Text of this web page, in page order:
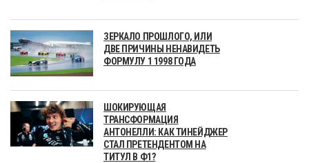
ЗЕРКАЛО ПРОШЛОГО, ИЛИ
ДВЕ ПРИЧИНЫ НЕНАВИДЕТЬ
ФОРМУЛУ 1 1998 ГОДА
ШОКИРУЮЩАЯ
ТРАНСФОРМАЦИЯ
АНТОНЕЛЛИ: КАК ТИНЕЙДЖЕР
СТАЛ ПРЕТЕНДЕНТОМ НА
ТИТУЛ В Ф1?